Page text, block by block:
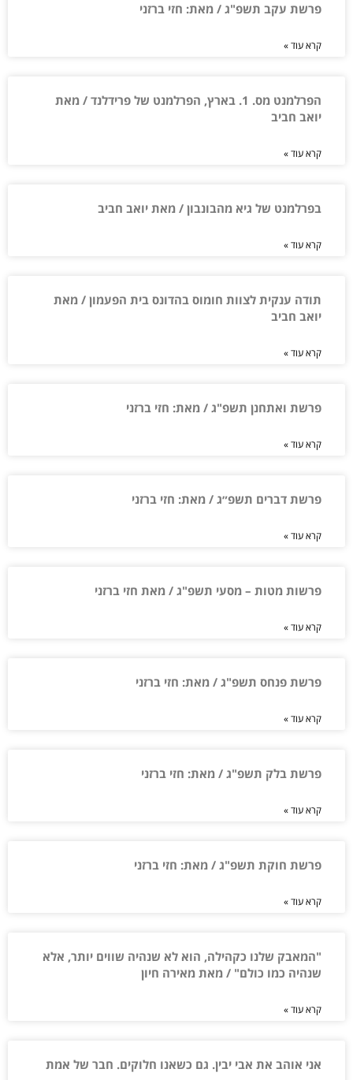
פרשת עקב תשפ"ג / מאת: חזי ברזני
קרא עוד »
הפרלמנט מס. 1. בארץ, הפרלמנט של פרידלנד / מאת
יואב חביב
קרא עוד »
בפרלמנט של גיא מהבונבון / מאת יואב חביב
קרא עוד »
תודה ענקית לצוות חומוס בהדונס בית הפעמון / מאת
יואב חביב
קרא עוד »
פרשת ואתחנן תשפ"ג / מאת: חזי ברזני
קרא עוד »
פרשת דברים תשפ״ג / מאת: חזי ברזני
קרא עוד »
פרשות מטות – מסעי תשפ"ג / מאת חזי ברזני
קרא עוד »
פרשת פנחס תשפ"ג / מאת: חזי ברזני
קרא עוד »
פרשת בלק תשפ"ג / מאת: חזי ברזני
קרא עוד »
פרשת חוקת תשפ"ג / מאת: חזי ברזני
קרא עוד »
"המאבק שלנו כקהילה, הוא לא שנהיה שווים יותר, אלא
שנהיה כמו כולם" / מאת מאירה חיון
קרא עוד »
אני אוהב את אבי יבין. גם כשאנו חלוקים. חבר של אמת